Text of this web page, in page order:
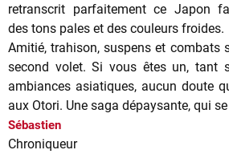
retranscrit parfaitement ce Japon
des tons pales et des couleurs froides.
Amitié, trahison, suspens et combats
second volet. Si vous êtes un, tant
ambiances asiatiques, aucun doute
aux Otori. Une saga dépaysante, qui
Sébastien
Chroniqueur